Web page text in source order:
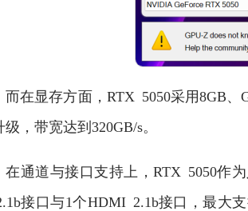
显存方面，RTX 5050采用8GB、
级，带宽达到320GB/s。
道与接口支持上，RTX 5050作为
接口与1个HDMI 2.1b接口，最大